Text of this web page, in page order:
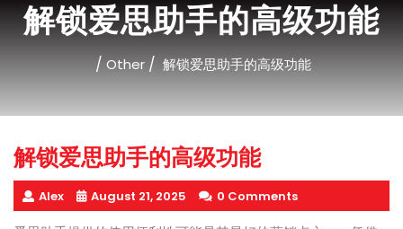
解锁爱思助手的高级功能
/ Other / 解锁爱思助手的高级功能
解锁爱思助手的高级功能
Alex August 21, 2025 0 Comments